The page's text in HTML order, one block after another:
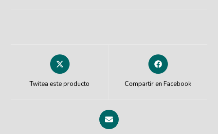
Twitea este producto Compartir en Facebook